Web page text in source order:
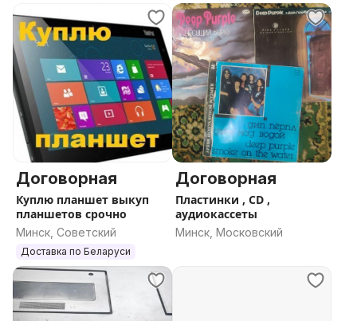
Договорная
Куплю планшет выкуп
планшетов срочно
Минск, Советский
Доставка по Беларуси
Договорная
Пластинки , CD ,
аудиокассеты
Минск, Московский